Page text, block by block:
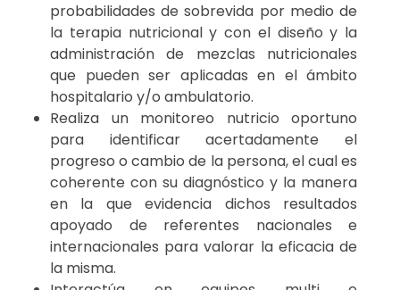
probabilidades de sobrevida por medio de
la terapia nutricional y con el diseño y la
administración de mezclas nutricionales
que pueden ser aplicadas en el ámbito
hospitalario y/o ambulatorio.
Realiza un monitoreo nutricio oportuno
para identificar acertadamente el
progreso o cambio de la persona, el cual es
coherente con su diagnóstico y la manera
en la que evidencia dichos resultados
apoyado de referentes nacionales e
internacionales para valorar la eficacia de
la misma.